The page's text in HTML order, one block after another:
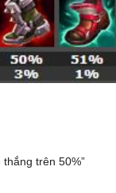
trên 50%”